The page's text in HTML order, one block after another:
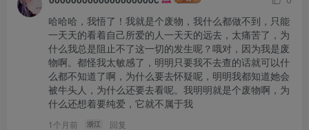
哈哈哈，我悟了！我就是个废物，我什么都做不到，只能
一天天的看着自己所爱的人一天天的远去，太痛苦了，为
什么我总是阻止不了这一切的发生呢？哦对，因为我是废
物啊。都怪我太敏感了，明明只要我不去查的话就可以什
么都不知道了啊，为什么要去怀疑呢，明明我都知道她会
被牛头人，为什么还要去看呢。我明明就是个废物啊，为
什么还想着要纯爱，它就不属于我
1个月前 浙江 回复